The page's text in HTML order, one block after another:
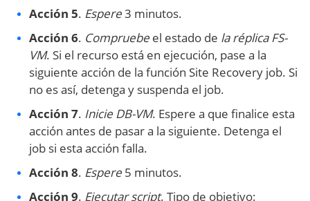
Acción 5. Espere3 minutos.
Acción 6. Compruebe el estado de la réplica FS-
VM. Si el recurso está en ejecución, pase a la
siguiente acción de la función Site Recovery job. Si
no es así, detenga y suspenda el job.
Acción 7. Inicie DB-VM. Espere a que finalice esta
acción antes de pasar a la siguiente. Detenga el
job si esta acción falla.
Acción 8. Espere 5 minutos.
Acción 9. Ejecutar script. Tipo de objetivo: